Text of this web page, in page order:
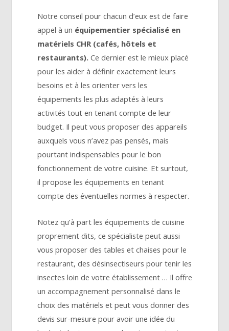
Notre conseil pour chacun d’eux est de faire
appel à un équipementier spécialisé en
matériels CHR (cafés, hôtels et
restaurants). Ce dernier est le mieux placé
pour les aider à définir exactement leurs
besoins et à les orienter vers les
équipements les plus adaptés à leurs
activités tout en tenant compte de leur
budget. Il peut vous proposer des appareils
auxquels vous n’avez pas pensés, mais
pourtant indispensables pour le bon
fonctionnement de votre cuisine. Et surtout,
il propose les équipements en tenant
compte des éventuelles normes à respecter.
Notez qu’à part les équipements de cuisine
proprement dits, ce spécialiste peut aussi
vous proposer des tables et chaises pour le
restaurant, des désinsectiseurs pour tenir les
insectes loin de votre établissement … Il offre
un accompagnement personnalisé dans le
choix des matériels et peut vous donner des
devis sur-mesure pour avoir une idée du